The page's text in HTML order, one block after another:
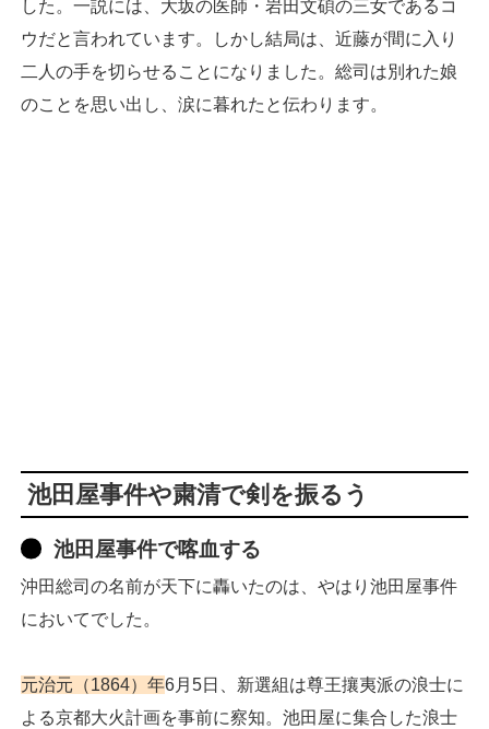
した。一説には、大坂の医師・岩田文碩の三女であるコ
ウだと言われています。しかし結局は、近藤が間に入り
二人の手を切らせることになりました。総司は別れた娘
のことを思い出し、涙に暮れたと伝わります。
池田屋事件や粛清で剣を振るう
池田屋事件で喀血する
沖田総司の名前が天下に轟いたのは、やはり池田屋事件
においてでした。
元治元（1864）年6月5日、新選組は尊王攘夷派の浪士に
よる京都大火計画を事前に察知。池田屋に集合した浪士